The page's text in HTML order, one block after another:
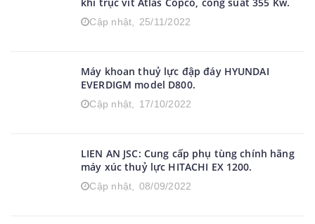
Cập nhật, 25/11/2022
Máy khoan thuỷ lực đập đáy HYUNDAI
EVERDIGM model D800.
Cập nhật, 17/10/2022
LIEN AN JSC: Cung cấp phụ tùng chính hãng
máy xúc thuỷ lực HITACHI EX 1200.
Cập nhật, 08/09/2022